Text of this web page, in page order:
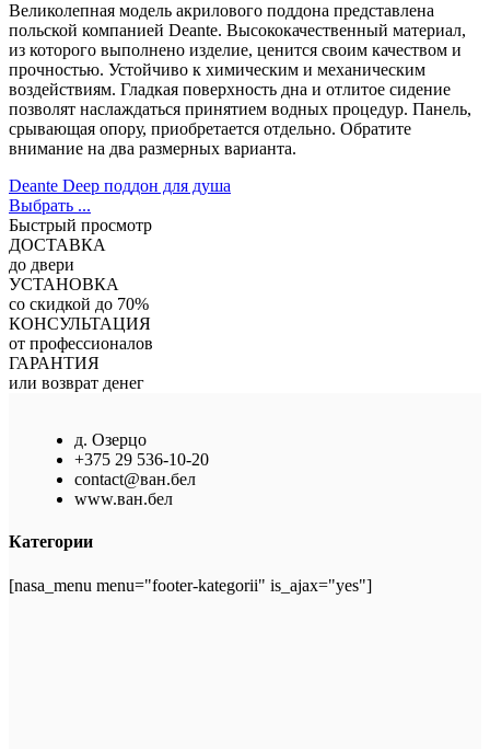
Великолепная модель акрилового поддона представлена
польской компанией Deante. Высококачественный материал,
из которого выполнено изделие, ценится своим качеством и
прочностью. Устойчиво к химическим и механическим
воздействиям. Гладкая поверхность дна и отлитое сидение
позволят наслаждаться принятием водных процедур. Панель,
срывающая опору, приобретается отдельно. Обратите
внимание на два размерных варианта.
Deante Deep поддон для душа
Выбрать ...
Быстрый просмотр
ДОСТАВКА
до двери
УСТАНОВКА
со скидкой до 70%
КОНСУЛЬТАЦИЯ
от профессионалов
ГАРАНТИЯ
или возврат денег
д. Озерцо
+375 29 536-10-20
contact@ван.бел
www.ван.бел
Категории
[nasa_menu menu="footer-kategorii" is_ajax="yes"]